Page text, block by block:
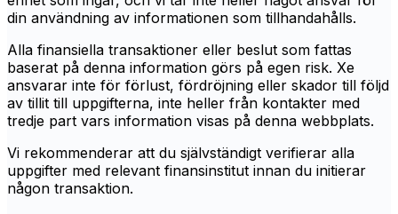
din användning av informationen som tillhandahålls.
Alla finansiella transaktioner eller beslut som fattas
baserat på denna information görs på egen risk. Xe
ansvarar inte för förlust, fördröjning eller skador till följd
av tillit till uppgifterna, inte heller från kontakter med
tredje part vars information visas på denna webbplats.
Vi rekommenderar att du självständigt verifierar alla
uppgifter med relevant finansinstitut innan du initierar
någon transaktion.